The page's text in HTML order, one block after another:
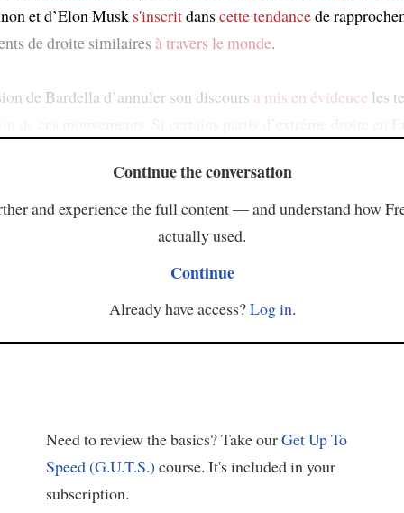
et d’Elon Musk s'inscritdanscette tendancede
de droite similaires à travers le monde.
de Bardella d’annuler son discours a mis en évidence les
Continue the conversation
and experience the full content — and understand how
actually used.
Continue
Already have access?Log in.
Need to review the basics? Take ourGet Up To
Speed (G.U.T.S.) course. It's included in your
subscription.